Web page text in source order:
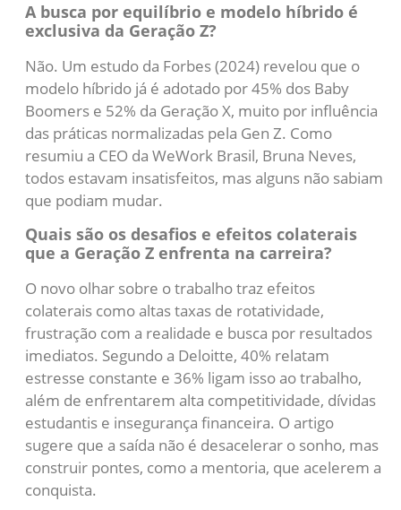
A busca por equilíbrio e modelo híbrido é
exclusiva da Geração Z?
Não. Um estudo da Forbes (2024) revelou que o
modelo híbrido já é adotado por 45% dos Baby
Boomers e 52% da Geração X, muito por influência
das práticas normalizadas pela Gen Z. Como
resumiu a CEO da WeWork Brasil, Bruna Neves,
todos estavam insatisfeitos, mas alguns não sabiam
que podiam mudar.
Quais são os desafios e efeitos colaterais
que a Geração Z enfrenta na carreira?
O novo olhar sobre o trabalho traz efeitos
colaterais como altas taxas de rotatividade,
frustração com a realidade e busca por resultados
imediatos. Segundo a Deloitte, 40% relatam
estresse constante e 36% ligam isso ao trabalho,
além de enfrentarem alta competitividade, dívidas
estudantis e insegurança financeira. O artigo
sugere que a saída não é desacelerar o sonho, mas
construir pontes, como a mentoria, que acelerem a
conquista.